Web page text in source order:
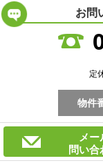
お問
定
物件
メー
問い合